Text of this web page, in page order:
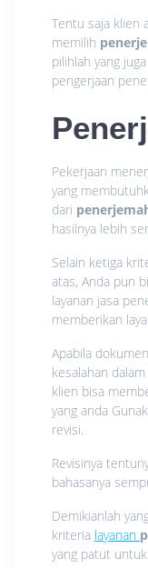
Tentu saja klien
memilih
pilihlah yang
pengerjaan
Pekerjaan
yang
dari
hasilnya lebih
Selain ketiga
atas, Anda pun
layanan jasa
memberikan
Apabila
kesalahan
klien bisa
yang anda
revisi.
Revisinya
bahasanya
Demikianlah
kriteria layanan
yang patut